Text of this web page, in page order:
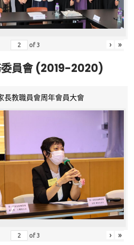
of3 › »
委員會 (2019-2020)
長教職員會周年會員大會
of3 › »